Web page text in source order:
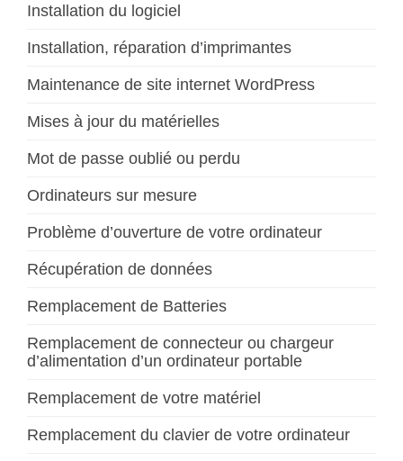
Installation du logiciel
Installation, réparation d’imprimantes
Maintenance de site internet WordPress
Mises à jour du matérielles
Mot de passe oublié ou perdu
Ordinateurs sur mesure
Problème d’ouverture de votre ordinateur
Récupération de données
Remplacement de Batteries
Remplacement de connecteur ou chargeur
d’alimentation d’un ordinateur portable
Remplacement de votre matériel
Remplacement du clavier de votre ordinateur